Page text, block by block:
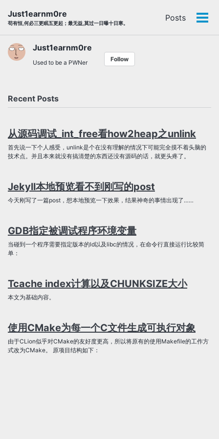
Skip
links
navigation
Just1earnm0re
苟有恒,何必三更眠五更起；最无益,莫过一日曝十日寒。
Posts
Just1earnm0re
Used to be a PWNer Follow
Recent Posts
从源码调试_int_free看how2heap之unlink
首先说一下个人感受，unlink是个在没有理解的情况下可能完全摸不着头脑的
技术点。并且本来就没有搞清楚的东西还没有源码的话，就更头疼了。
Jekyll本地预览看不到刚写的post
今天刚写了一篇post，想本地预览一下效果，结果神奇的事情出现了……
GDB指定被调试程序环境变量
当碰到一个程序需要指定版本的ld以及libc的情况，在命令行直接运行比较简
单：
Tcache index计算以及CHUNKSIZE大小
本文为基础内容。
使用CMake为每一个C文件生成可执行对象
由于CLion似乎对CMake的友好度更高，所以将原有的使用Makefile的工作方
式改为CMake。 原项目结构如下：